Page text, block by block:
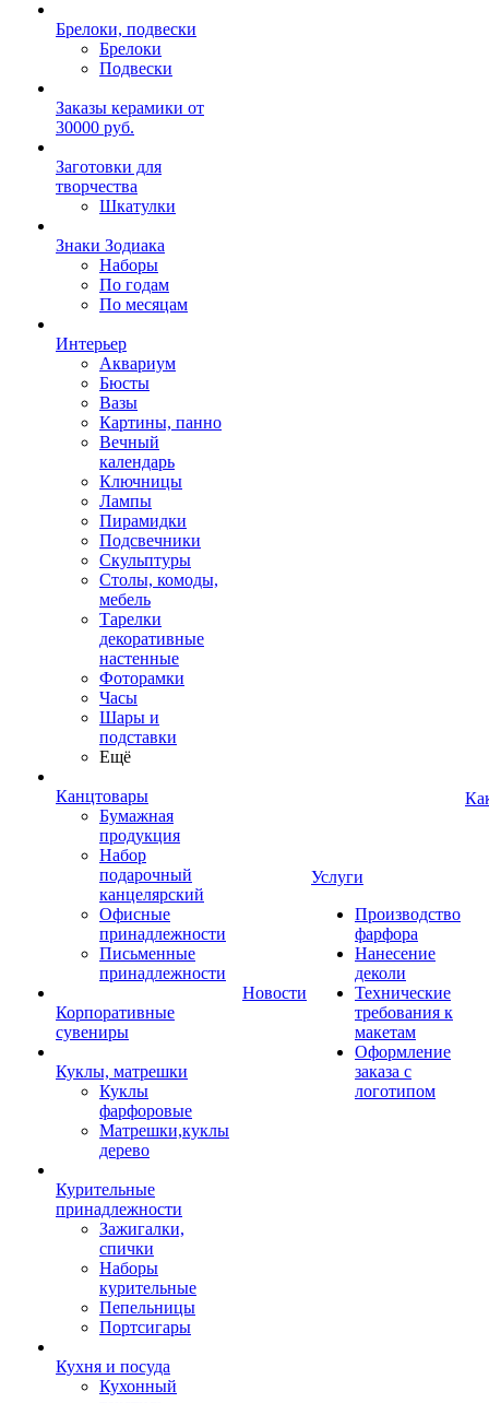
Брелоки, подвески
Брелоки
Подвески
Заказы керамики от
30000 руб.
Заготовки для
творчества
Шкатулки
Знаки Зодиака
Наборы
По годам
По месяцам
Интерьер
Аквариум
Бюсты
Вазы
Картины, панно
Вечный
календарь
Ключницы
Лампы
Пирамидки
Подсвечники
Скульптуры
Столы, комоды,
мебель
Тарелки
декоративные
настенные
Фоторамки
Часы
Шары и
подставки
Ещё
Канцтовары
Бумажная
продукция
Набор
подарочный
канцелярский
Офисные
принадлежности
Письменные
принадлежности
Корпоративные
сувениры
Куклы, матрешки
Куклы
фарфоровые
Матрешки,куклы
дерево
Курительные
принадлежности
Зажигалки,
спички
Наборы
курительные
Пепельницы
Портсигары
Кухня и посуда
Кухонный
Новости
Услуги
Производство
фарфора
Нанесение
деколи
Технические
требования к
макетам
Оформление
заказа с
логотипом